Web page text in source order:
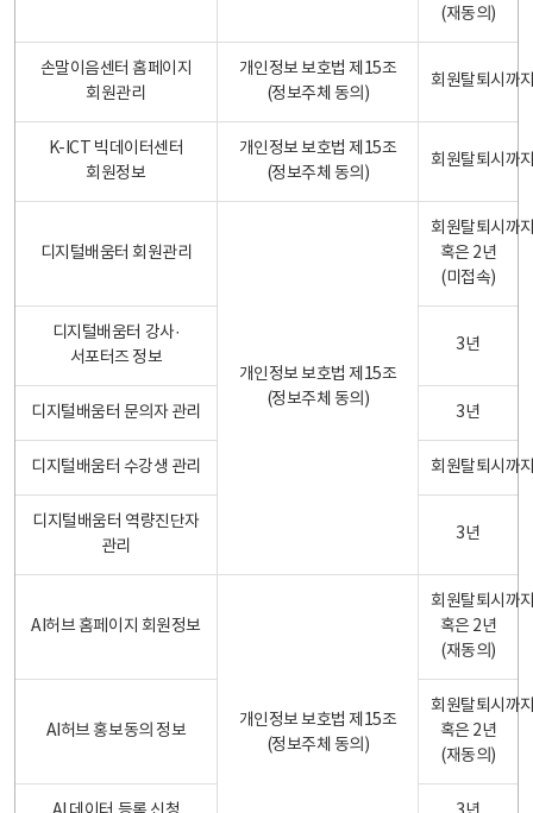
(재동의)
손말이음센터 홈페이지
회원관리
개인정보 보호법 제15조
(정보주체 동의)
회원탈퇴시까
K-ICT 빅데이터센터
회원정보
개인정보 보호법 제15조
(정보주체 동의)
회원탈퇴시까
디지털배움터 회원관리
개인정보 보호법 제15조
(정보주체 동의)
회원탈퇴시까
혹은 2년
(미접속)
디지털배움터 강사·
서포터즈 정보
3년
디지털배움터 문의자 관리 3년
디지털배움터 수강생 관리 회원탈퇴시까
디지털배움터 역량진단자
관리
3년
AI허브 홈페이지 회원정보
개인정보 보호법 제15조
(정보주체 동의)
회원탈퇴시까
혹은 2년
(재동의)
AI허브 홍보동의 정보
회원탈퇴시까
혹은 2년
(재동의)